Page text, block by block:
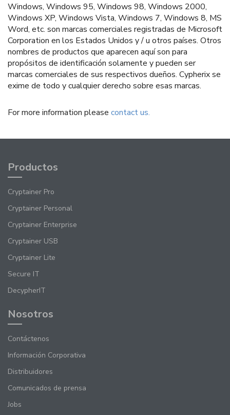
Windows, Windows 95, Windows 98, Windows 2000,
Windows XP, Windows Vista, Windows 7, Windows 8, MS
Word, etc. son marcas comerciales registradas de Microsoft
Corporation en los Estados Unidos y / u otros países. Otros
nombres de productos que aparecen aquí son para
propósitos de identificación solamente y pueden ser
marcas comerciales de sus respectivos dueños. Cypherix se
exime de todo y cualquier derecho sobre esas marcas.
For more information please contact us.
Productos
Cryptainer Pro
Cryptainer Personal
Cryptainer Enterprise
Cryptainer USB
Cryptainer Lite
Secure IT
DecypherIT
Nosotros
Contáctenos
Información Corporativa
Distribuidores
Comunicados de prensa
Jobs